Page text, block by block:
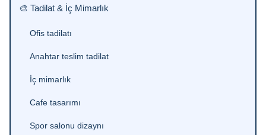
🎨 Tadilat & İç Mimarlık
Ofis tadilatı
Anahtar teslim tadilat
İç mimarlık
Cafe tasarımı
Spor salonu dizaynı